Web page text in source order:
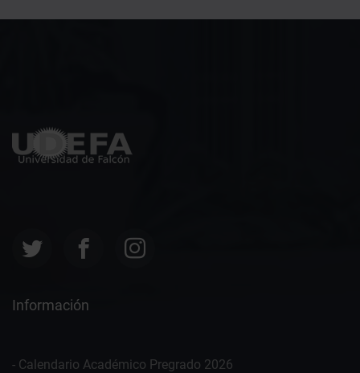
Información
- Calendario Académico Pregrado 2026